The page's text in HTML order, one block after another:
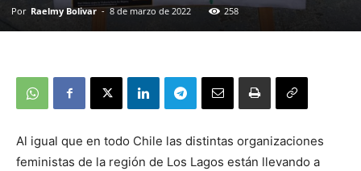
Por Raelmy Bolivar - 8 de marzo de 2022 258
Al igual que en todo Chile las distintas organizaciones
feministas de la región de Los Lagos están llevando a